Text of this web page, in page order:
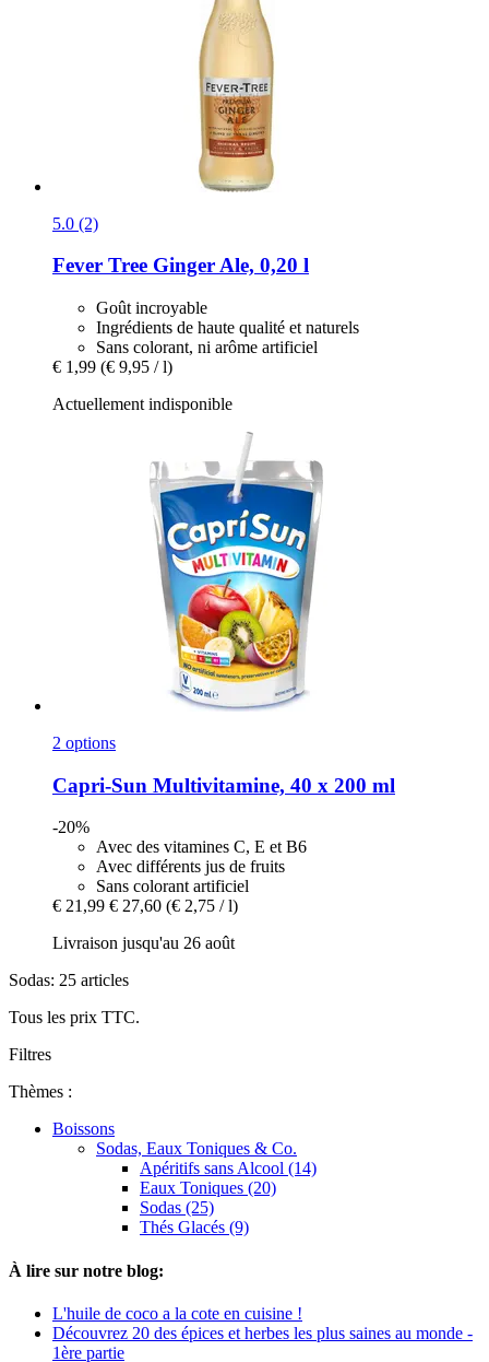
5.0 (2)
Fever Tree Ginger Ale, 0,20 l
Goût incroyable
Ingrédients de haute qualité et naturels
Sans colorant, ni arôme artificiel
€ 1,99 (€ 9,95 / l)
Actuellement indisponible
2 options
Capri-Sun Multivitamine, 40 x 200 ml
-20%
Avec des vitamines C, E et B6
Avec différents jus de fruits
Sans colorant artificiel
€ 21,99 € 27,60 (€ 2,75 / l)
Livraison jusqu'au 26 août
Sodas: 25 articles
Tous les prix TTC.
Filtres
Thèmes :
Boissons
Sodas, Eaux Toniques & Co.
Apéritifs sans Alcool (14)
Eaux Toniques (20)
Sodas (25)
Thés Glacés (9)
À lire sur notre blog:
L'huile de coco a la cote en cuisine !
Découvrez 20 des épices et herbes les plus saines au monde -
1ère partie